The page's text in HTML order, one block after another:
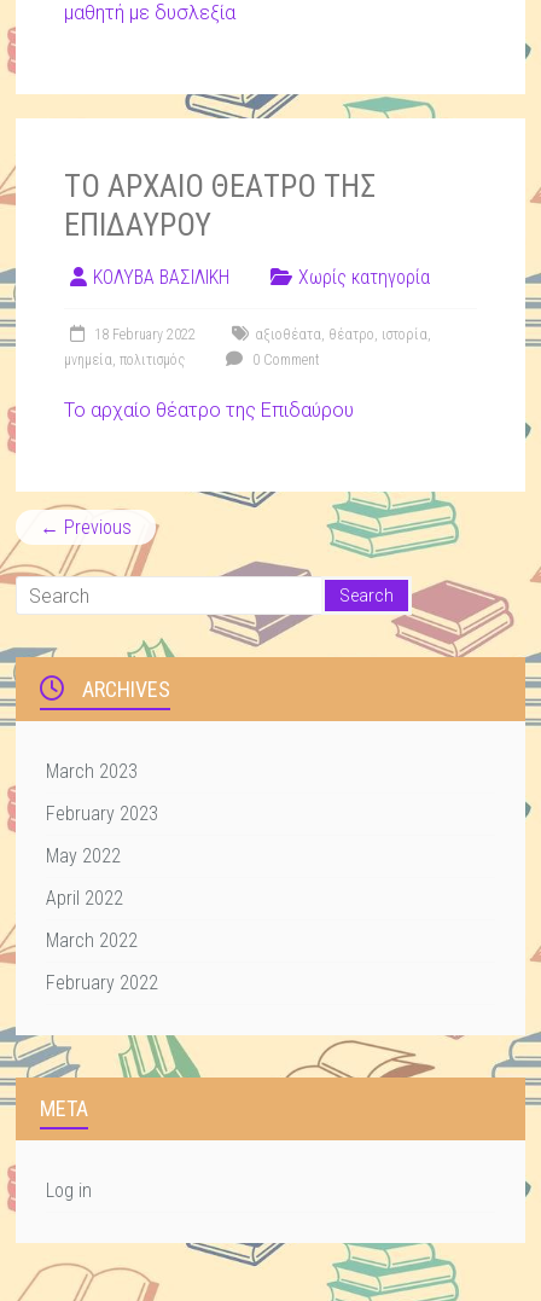
μαθητή με δυσλεξία
ΤΟ ΑΡΧΑΙΟ ΘΕΑΤΡΟ ΤΗΣ
ΕΠΙΔΑΥΡΟΥ
ΚΟΛΥΒΑ ΒΑΣΙΛΙΚΗ Χωρίς κατηγορία
18 February 2022 αξιοθέατα, θέατρο, ιστορία,
μνημεία,πολιτισμός 0 Comment
Το αρχαίο θέατρο της Επιδαύρου
← Previous
ARCHIVES
March 2023
February 2023
May 2022
April 2022
March 2022
February 2022
META
Log in